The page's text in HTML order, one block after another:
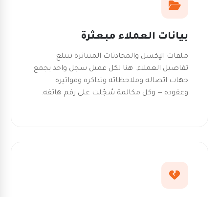
بيانات العملاء مبعثرة
ملفات الإكسل والمحادثات المتناثرة تبتلع
تفاصيل العملاء. هنا لكل عميل سجل واحد يجمع
جهات اتصاله وملاحظاته وتذاكره وفواتيره
وعقوده — وكل مكالمة سُجّلت على رقم هاتفه.